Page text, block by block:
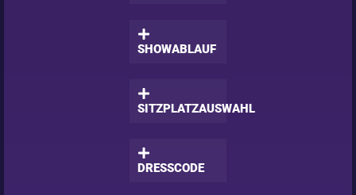
SHOWABLAUF
SITZPLATZAUSWAHL
DRESSCODE